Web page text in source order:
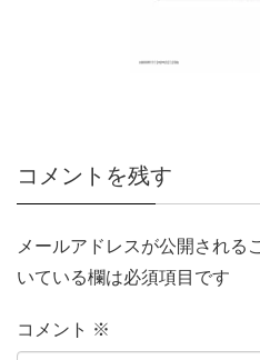
コメントを残す
メールアドレスが公開される
いている欄は必須項目です
コメント ※